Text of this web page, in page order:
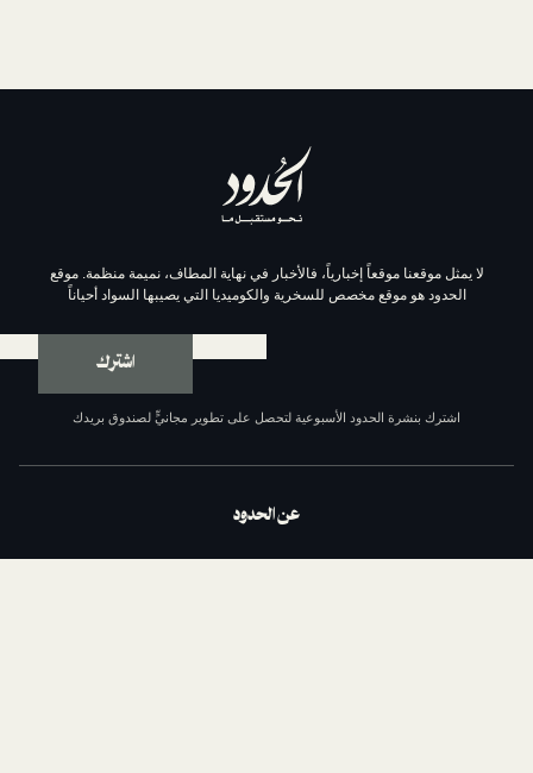
موقعاً إخبارياً، فالأخبار في نهاية المطاف، نميمة منظمة. موقع
مخصص للسخرية والكوميديا التي يصيبها السواد أحياناً
اشترك
الحدود الأسبوعية لتحصل على تطوير مجانيٍّ لصندوق بريدك